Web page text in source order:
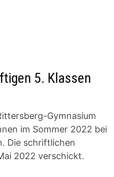
5. Klassen
Gymnasium
im Sommer 2022 bei
Die schriftlichen
2022 verschickt.